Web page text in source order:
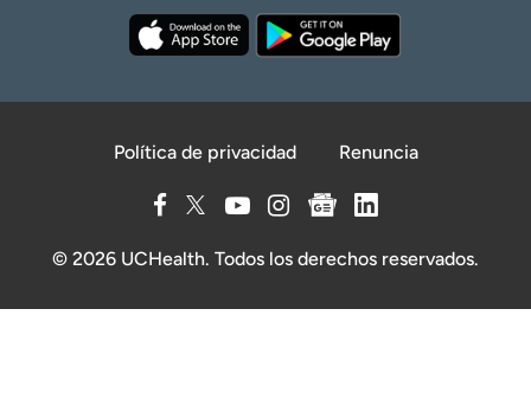
Política de privacidad Renuncia
© 2026 UCHealth. Todos los derechos reservados.